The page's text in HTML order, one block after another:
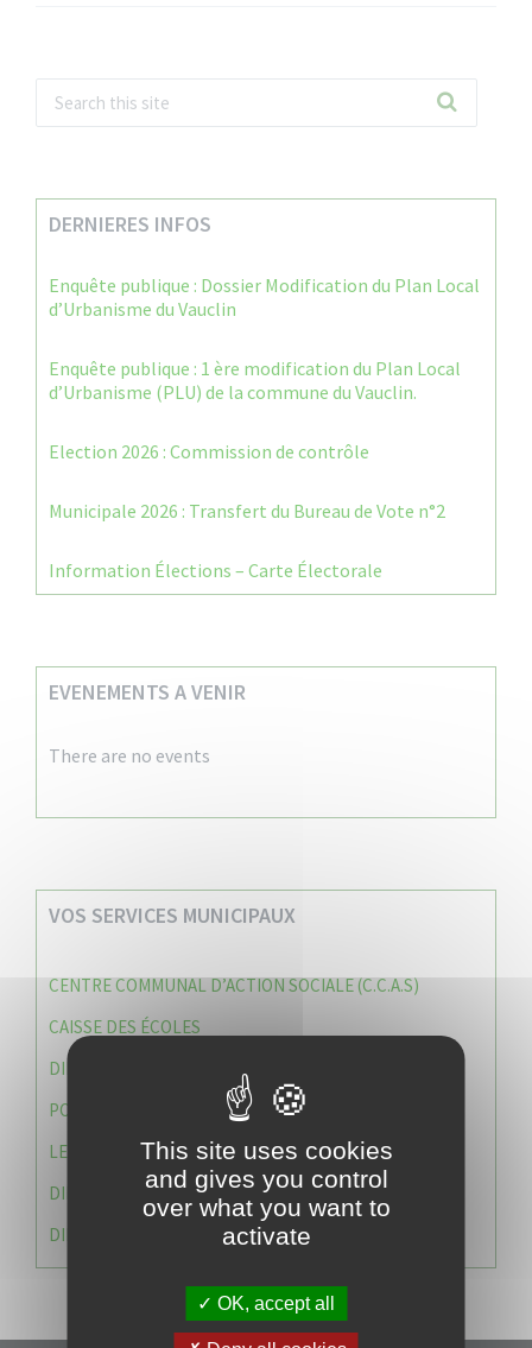
DERNIERES INFOS
Enquête publique : Dossier Modification du Plan Local
d’Urbanisme du Vauclin
Enquête publique : 1 ère modification du Plan Local
d’Urbanisme (PLU) de la commune du Vauclin.
Election 2026 : Commission de contrôle
Municipale 2026 : Transfert du Bureau de Vote n°2
Information Élections – Carte Électorale
EVENEMENTS A VENIR
There are no events
VOS SERVICES MUNICIPAUX
CENTRE COMMUNAL D’ACTION SOCIALE (C.C.A.S)
CAISSE DES ÉCOLES
DIRECTION DES SERVICES TECHNIQUES
POLICE MUNICIPALE
LE CABINET DU MAIRE
DIRECTION DES RESSOURCES ET MOYENS
DIRECTION DU DEVELLOPPEMENT URBAIN DURABL
This site uses cookies
and gives you control
over what you want to
activate
OK, accept all